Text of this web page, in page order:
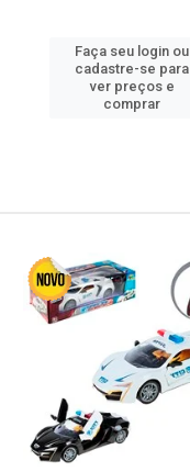
Faça seu login ou
cadastre-se para
ver preços e
comprar